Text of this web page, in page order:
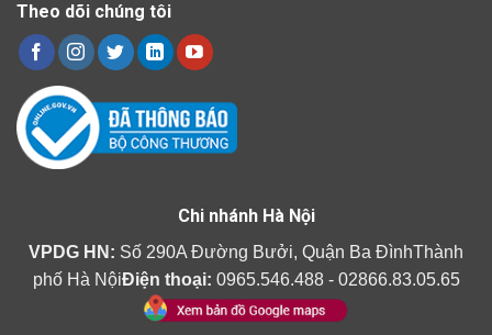
Theo dõi chúng tôi
Chi nhánh Hà Nội
VPDG HN: Số 290A Đường Bưởi, Quận Ba ĐìnhThành
phố Hà NộiĐiện thoại: 0965.546.488 - 02866.83.05.65